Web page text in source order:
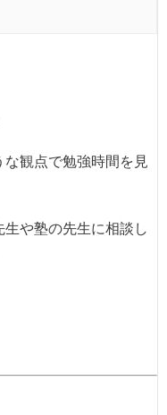
観点で勉強時間を見
や塾の先生に相談し